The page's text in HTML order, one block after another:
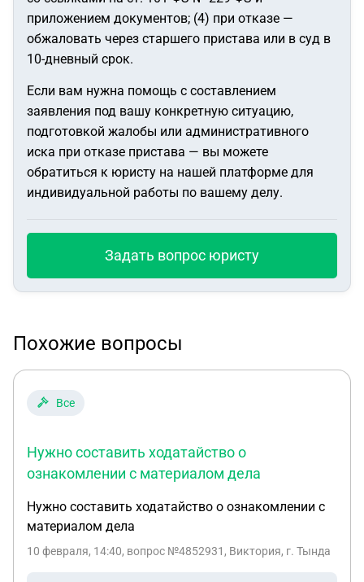
приложением документов; (4) при отказе —
обжаловать через старшего пристава или в суд в
10-дневный срок.
Если вам нужна помощь с составлением
заявления под вашу конкретную ситуацию,
подготовкой жалобы или административного
иска при отказе пристава — вы можете
обратиться к юристу на нашей платформе для
индивидуальной работы по вашему делу.
Задать вопрос юристу
Похожие вопросы
Все
Нужно составить ходатайство о
ознакомлении с материалом дела
Нужно составить ходатайство о ознакомлении с
материалом дела
10 февраля, 14:40, вопрос №4852931, Виктория, г. Тында